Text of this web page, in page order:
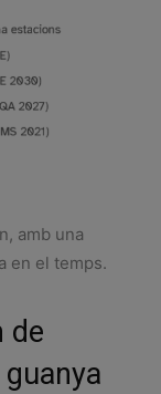
amb una
en el temps.
de